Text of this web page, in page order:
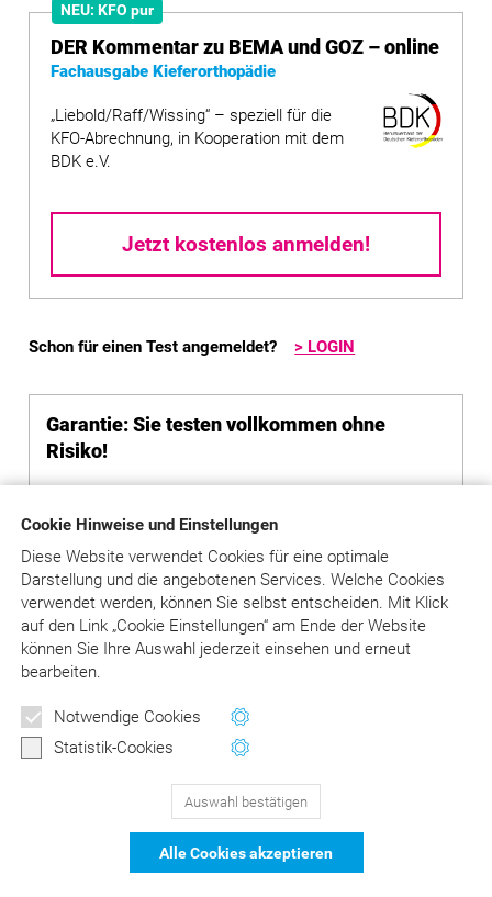
Cookie Hinweise und Einstellungen
Diese Website verwendet Cookies für eine optimale
Darstellung und die angebotenen Services. Welche Cookies
verwendet werden, können Sie selbst entscheiden. Mit Klick
aufden Link „Cookie Einstellungen“ am Ende der Website
können Sie Ihre Auswahl jederzeit einsehen und erneut
bearbeiten.
Notwendige Cookies
Statistik-Cookies
Auswahl bestätigen
Alle Cookies akzeptieren
NEU: KFO pur
DER Kommentar zu BEMA und GOZ – online
Fachausgabe Kieferorthopädie
„Liebold/Raff/Wissing“ – speziell für die
KFO-Abrechnung, in Kooperation mit dem
BDK e.V.
Jetzt kostenlos anmelden!
Schon für einen Test angemeldet?> LOGIN
Garantie: Sie testen vollkommen ohne
Risiko!
entstehen Ihnen keinerlei Kosten und
Verpflichtungen.
Es wird kein Abonnement begründet und kein
Kaufvertrag geschlossen.
Sie müssen auch nichts kündigen: Nach Ablauf
des Testzeitraums wird der Zugang
automatisch gesperrt, Folgeverträge entstehen
DER Kommentar zu BEMA und
129Bewertungen auf ProvenExpert.com